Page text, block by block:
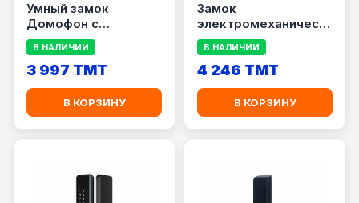
Умный замок
Домофон с
отпечатком пальца
LWH61
В НАЛИЧИИ
3 997 TMT
В КОРЗИНУ
Замок
электромеханический
LWH56
В НАЛИЧИИ
4 246 TMT
В КОРЗИНУ